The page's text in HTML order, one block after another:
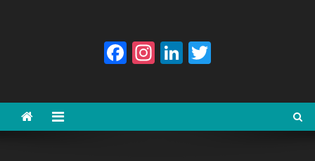
Facebook
Instagram
LinkedIn